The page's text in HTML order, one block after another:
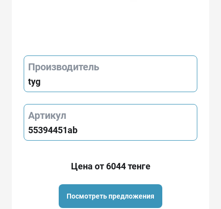
Производитель
tyg
Артикул
55394451ab
Цена от 6044 тенге
Посмотреть предложения